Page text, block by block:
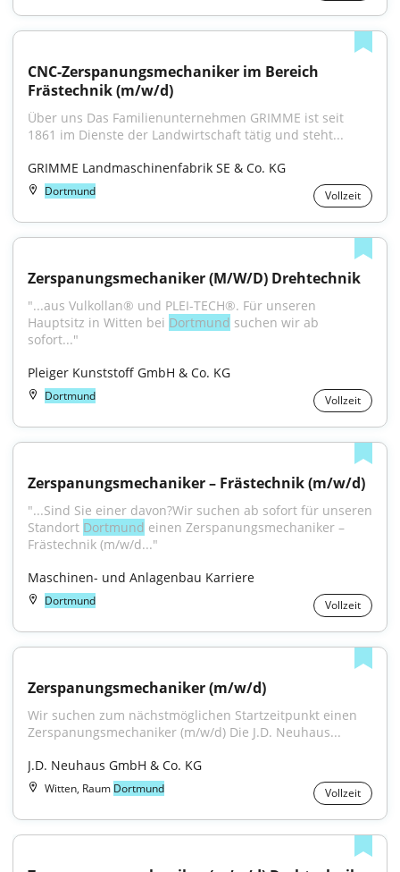
CNC-Zerspanungsmechaniker im Bereich
Frästechnik (m/w/d)
Über uns Das Familienunternehmen GRIMME ist seit
1861 im Dienste der Landwirtschaft tätig und steht...
GRIMME Landmaschinenfabrik SE & Co. KG
Dortmund Vollzeit
Zerspanungsmechaniker (M/W/D) Drehtechnik
"...aus Vulkollan® und PLEI-TECH®. Für unseren
Hauptsitz in Witten bei Dortmund suchen wir ab
sofort..."
Pleiger Kunststoff GmbH & Co. KG
Dortmund Vollzeit
Zerspanungsmechaniker – Frästechnik (m/w/d)
"...Sind Sie einer davon?Wir suchen ab sofort für unseren
Standort Dortmund einen Zerspanungsmechaniker –
Frästechnik (m/w/d..."
Maschinen- und Anlagenbau Karriere
Dortmund Vollzeit
Zerspanungsmechaniker (m/w/d)
Wir suchen zum nächstmöglichen Startzeitpunkt einen
Zerspanungsmechaniker (m/w/d) Die J.D. Neuhaus...
J.D. Neuhaus GmbH & Co. KG
Witten, Raum Dortmund Vollzeit